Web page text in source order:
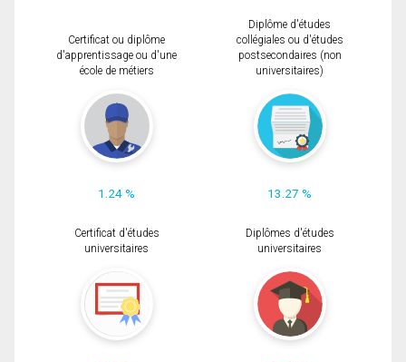
Certificat ou diplôme
d'apprentissage ou d'une
école de métiers
1.24 %
Diplôme d'études
collégiales ou d'études
postsecondaires (non
universitaires)
13.27 %
Certificat d'études
universitaires
Diplômes d'études
universitaires